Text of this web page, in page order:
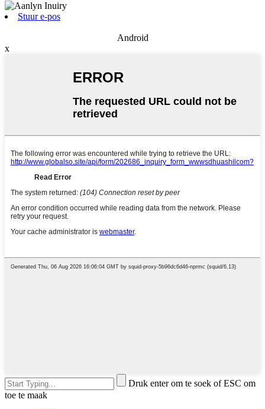
Stuur e-pos
Android
x
Druk enter om te soek of ESC om
toe te maak